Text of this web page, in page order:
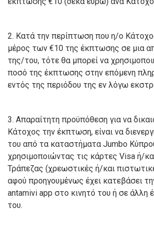
2. Κατά την περίπτωση που η/ο
μέρος των €10 της έκπτωσης σε μια
της/του, τότε θα μπορεί να
ποσό της έκπτωσης στην επόμενη
εντός της περιόδου της εν λόγω
3. Απαραίτητη προϋπόθεση για να
Κάτοχος την έκπτωση, είναι να
του από τα καταστήματα Jumbo
χρησιμοποιώντας τις κάρτες Visa ή/
Τράπεζας (χρεωστικές ή/και
αφού προηγουμένως έχει κατεβάσει
antamivi app στο κινητό του ή σε άλλη
του.